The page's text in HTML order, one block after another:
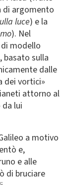
di argomento
luce) e la
). Nel
modello
basato sulla
dalle
dei vortici»
attorno al
lui
a motivo
e,
e alle
di bruciare